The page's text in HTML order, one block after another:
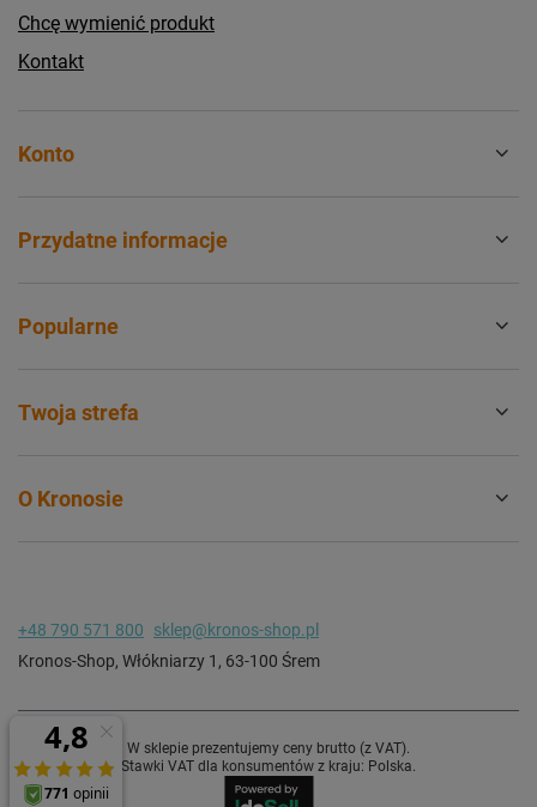
Chcę wymienić produkt
Kontakt
Konto
Przydatne informacje
Popularne
Twoja strefa
O Kronosie
+48 790 571 800
sklep@kronos-shop.pl
Kronos-Shop, Włókniarzy 1 , 63-100 Śrem
W sklepie prezentujemy ceny brutto (z VAT).
Stawki VAT dla konsumentów z kraju: Polska